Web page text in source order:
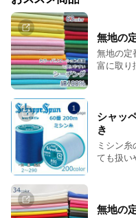
無地の
無地の定
富に取り
シャッ
き
ミシン
ても扱い
無地の